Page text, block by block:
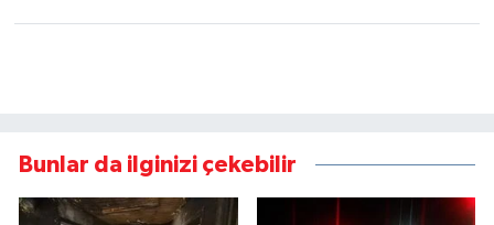
Bunlar da ilginizi çekebilir